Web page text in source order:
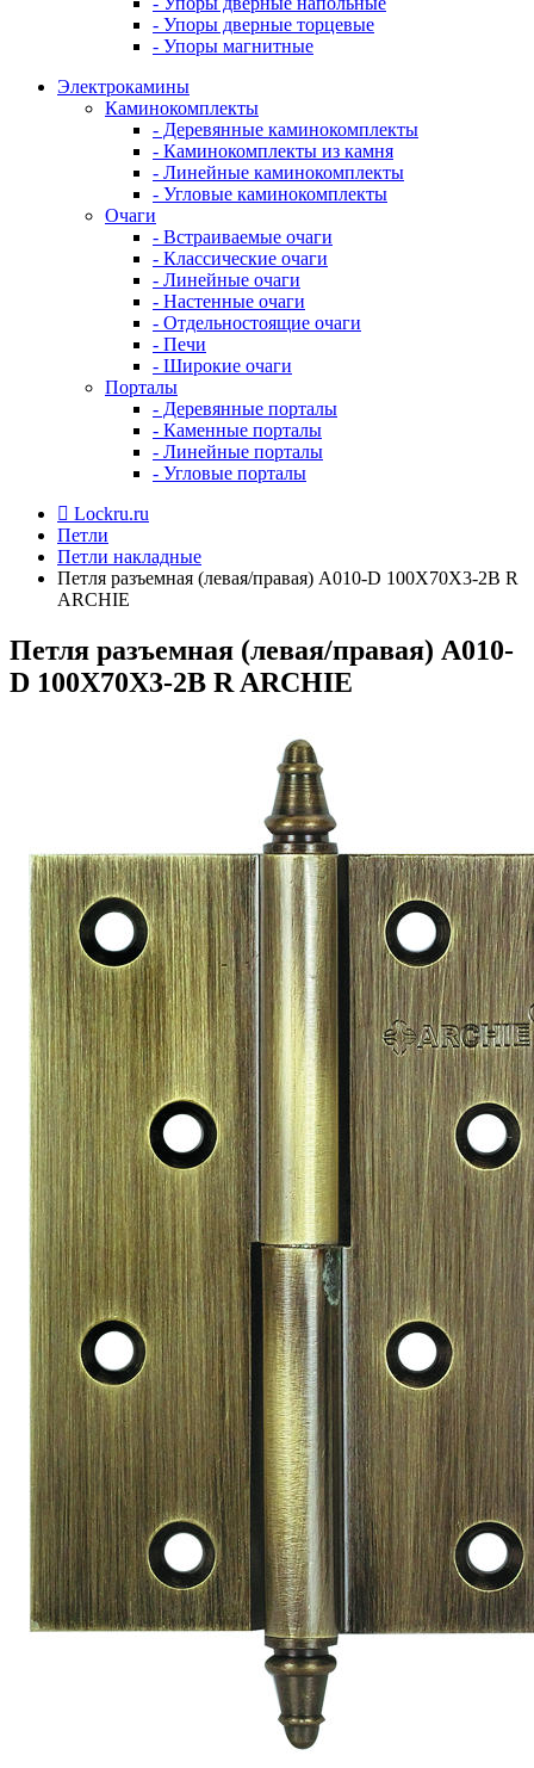
- Упоры дверные торцевые
- Упоры магнитные
Электрокамины
Каминокомплекты
- Деревянные каминокомплекты
- Каминокомплекты из камня
- Линейные каминокомплекты
- Угловые каминокомплекты
Очаги
- Встраиваемые очаги
- Классические очаги
- Линейные очаги
- Настенные очаги
- Отдельностоящие очаги
- Печи
- Широкие очаги
Порталы
- Деревянные порталы
- Каменные порталы
- Линейные порталы
- Угловые порталы
Lockru.ru
Петли
Петли накладные
Петля разъемная (левая/правая) A010-D 100X70X3-2B R
ARCHIE
Петля разъемная (левая/правая) A010-
D 100X70X3-2B R ARCHIE